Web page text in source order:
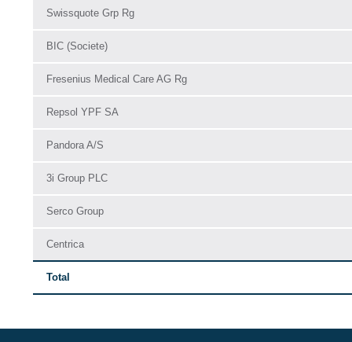
Swissquote Grp Rg
BIC (Societe)
Fresenius Medical Care AG Rg
Repsol YPF SA
Pandora A/S
3i Group PLC
Serco Group
Centrica
Total